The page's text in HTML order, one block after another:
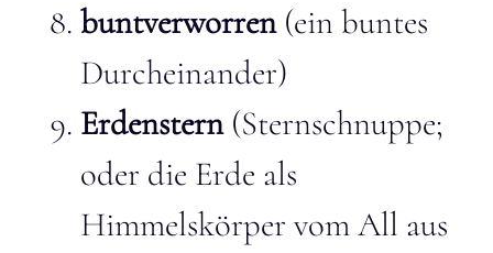
buntverworren(ein buntes
Durcheinander)
Erdenstern(Sternschnuppe;
oder die Erde als
Himmelskörper vom All aus